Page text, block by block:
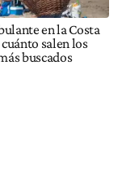
en la Costa
salen los
buscados